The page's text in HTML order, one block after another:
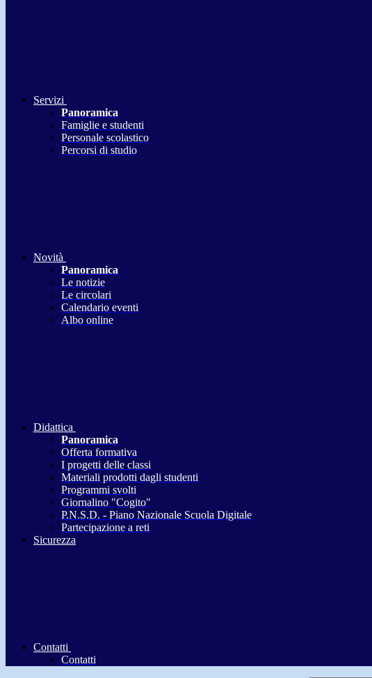
Servizi
Panoramica
Famiglie e studenti
Personale scolastico
Percorsi di studio
Novità
Panoramica
Le notizie
Le circolari
Calendario eventi
Albo online
Didattica
Panoramica
Offerta formativa
I progetti delle classi
Materiali prodotti dagli studenti
Programmi svolti
Giornalino "Cogito"
P.N.S.D. - Piano Nazionale Scuola Digitale
Partecipazione a reti
Sicurezza
Contatti
Contatti